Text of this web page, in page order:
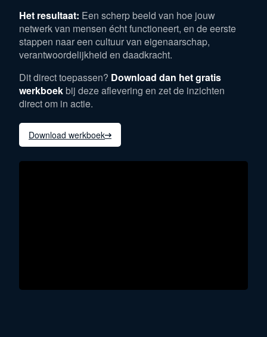
Het resultaat: Een scherp beeld van hoe jouw
netwerk van mensen écht functioneert, en de eerste
stappen naar een cultuur van eigenaarschap,
verantwoordelijkheid en daadkracht.
Dit direct toepassen? Download dan het gratis
werkboekbij deze aflevering en zet de inzichten
direct om in actie.
Download werkboek